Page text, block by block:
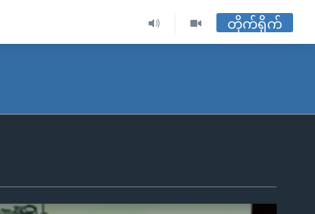
တိုက်ရိုက်